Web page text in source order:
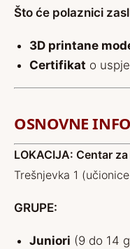
Što će polaznici
3D printane
Certifikat o
OSNOVNE
LOKACIJA: Centar
Trešnjevka 1
GRUPE:
Juniori (9 do 14